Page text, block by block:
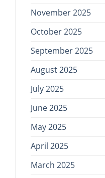
November 2025
October 2025
September 2025
August 2025
July 2025
June 2025
May 2025
April 2025
March 2025